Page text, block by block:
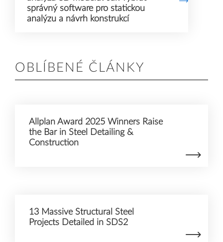
správný software pro statickou
analýzu a návrh konstrukcí
OBLÍBENÉ ČLÁNKY
Allplan Award 2025 Winners Raise
the Bar in Steel Detailing &
Construction
13 Massive Structural Steel
Projects Detailed in SDS2